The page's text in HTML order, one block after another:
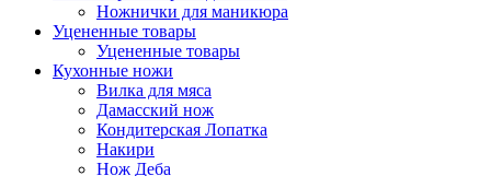
Ножнички для маникюра
Уцененные товары
Уцененные товары
Кухонные ножи
Вилка для мяса
Дамасский нож
Кондитерская Лопатка
Накири
Нож Деба